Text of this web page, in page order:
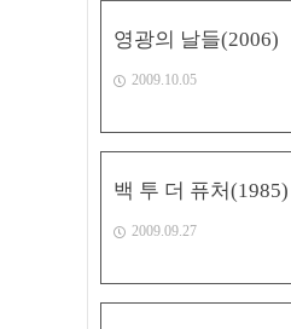
영광의 날들(2006)
2009.10.05
백 투 더 퓨처(1985)
2009.09.27